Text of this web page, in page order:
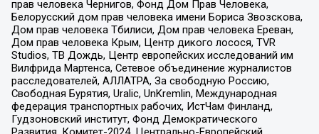
прав человека Чернигов, Фонд Дом Прав Человека,
Белорусский дом прав человека имени Бориса Звозскова,
Дом прав человека Тбилиси, Дом прав человека Ереван,
Дом прав человека Крым, Центр дикого лосося, TVR
Studios, ТВ Дождь, Центр европейских исследований им
Вилфрида Мартенса, Сетевое объединение журналистов
расследователей, АЛЛАТРА, За свободную Россию,
Свободная Бурятия, Uralic, UnKremlin, Международная
федерация транспортных рабочих, ИстЧам Финланд,
Гудзоновский институт, Фонд Демократического